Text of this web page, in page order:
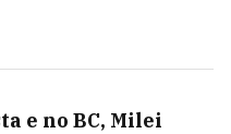
e no BC, Milei